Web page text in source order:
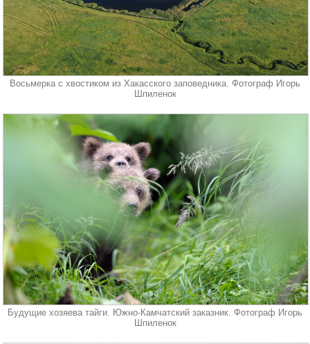
Восьмерка с хвостиком из Хакасского заповедника. Фотограф Игорь
Шпиленок
Будущие хозяева тайги. Южно-Камчатский заказник. Фотограф Игорь
Шпиленок